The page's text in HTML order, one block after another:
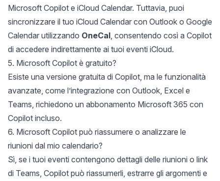
Microsoft Copilot e iCloud Calendar. Tuttavia, puoi
sincronizzare il tuo iCloud Calendar con Outlook o Google
Calendar utilizzando OneCal , consentendo così a Copilot
di accedere indirettamente ai tuoi eventi iCloud.
5. Microsoft Copilot è gratuito?
Esiste una versione gratuita di Copilot, ma le funzionalità
avanzate, come l’integrazione con Outlook, Excel e
Teams, richiedono un abbonamento Microsoft 365 con
Copilot incluso.
6. Microsoft Copilot può riassumere o analizzare le
riunioni dal mio calendario?
Sì, se i tuoi eventi contengono dettagli delle riunioni o link
di Teams, Copilot può riassumerli, estrarre gli argomenti e